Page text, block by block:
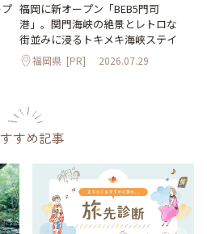
福岡に新オープン「BEB5門司
港」。関門海峡の絶景とレトロな
街並みに浸るトキメキ海峡ステイ
福岡県 [PR] 2026.07.29
すめ記事